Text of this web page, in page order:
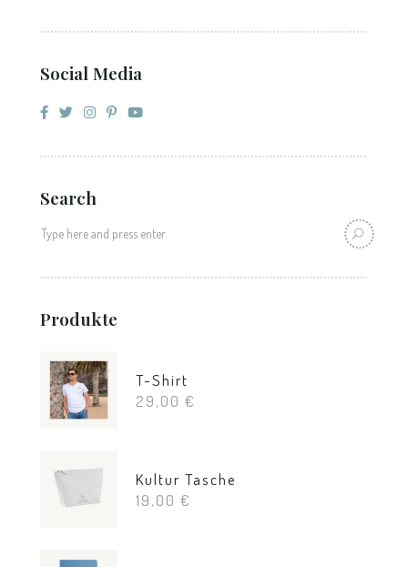
Social Media
Search
Produkte
T-Shirt
29,00 €
Kultur Tasche
19,00 €